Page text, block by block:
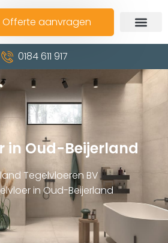
Offerte aanvragen
0184 611 917
in Oud-Beijerland
Tegelvloeren BV
in Oud-Beijerland